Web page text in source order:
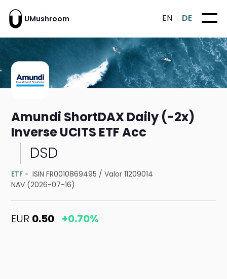
UMushroom EN DE
Amundi ShortDAX Daily (-2x)
Inverse UCITS ETF Acc
DSD
ETF ISIN FR0010869495 /Valor 11209014
NAV (2026-07-16)
EUR 0.50 +0.70%